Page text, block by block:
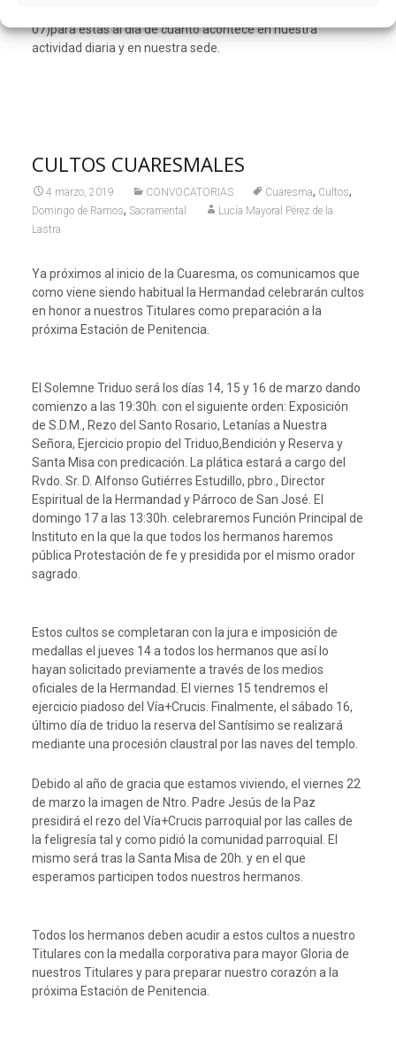
07)para estas al día de cuanto acontece en nuestra
actividad diaria y en nuestra sede.
CULTOS CUARESMALES
4 marzo, 2019 CONVOCATORIAS Cuaresma, Cultos,
Domingo de Ramos, Sacramental
Lucía Mayoral Pérez de la
Lastra
Ya próximos al inicio de la Cuaresma, os comunicamos que
como viene siendo habitual la Hermandad celebrarán cultos
en honor a nuestros Titulares como preparación a la
próxima Estación de Penitencia.
El Solemne Triduo será los días 14, 15 y 16 de marzo dando
comienzo a las 19:30h. con el siguiente orden: Exposición
de S.D.M., Rezo del Santo Rosario, Letanías a Nuestra
Señora, Ejercicio propio del Triduo,Bendición y Reserva y
Santa Misa con predicación. La plática estará a cargo del
Rvdo. Sr. D. Alfonso Gutiérres Estudillo, pbro., Director
Espiritual de la Hermandad y Párroco de San José. El
domingo 17 a las 13:30h. celebraremos Función Principal de
Instituto en la que la que todos los hermanos haremos
pública Protestación de fe y presidida por el mismo orador
sagrado.
Estos cultos se completaran con la jura e imposición de
medallas el jueves 14 a todos los hermanos que así lo
hayan solicitado previamente a través de los medios
oficiales de la Hermandad. El viernes 15 tendremos el
ejercicio piadoso del Vía+Crucis. Finalmente, el sábado 16,
último día de triduo la reserva del Santísimo se realizará
mediante una procesión claustral por las naves del templo.
Debido al año de gracia que estamos viviendo, el viernes 22
de marzo la imagen de Ntro. Padre Jesús de la Paz
presidirá el rezo del Vía+Crucis parroquial por las calles de
la feligresía tal y como pidió la comunidad parroquial. El
mismo será tras la Santa Misa de 20h. y en el que
esperamos participen todos nuestros hermanos.
Todos los hermanos deben acudir a estos cultos a nuestro
Titulares con la medalla corporativa para mayor Gloria de
nuestros Titulares y para preparar nuestro corazón a la
próxima Estación de Penitencia.